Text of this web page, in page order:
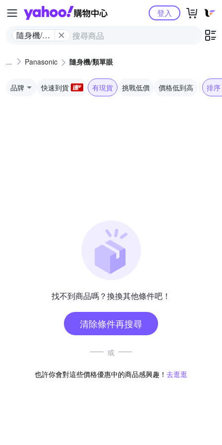
Yahoo購物中心
隨身機/類
登入
Panasonic 隨身機/類單眼
品牌 快速到貨 有現貨 挑戰低價 價格低到高 排序
找不到商品嗎？換換其他條件吧！
清除條件再搜尋
或
也許你會對這些價格優惠中的商品感興趣！ 去逛逛